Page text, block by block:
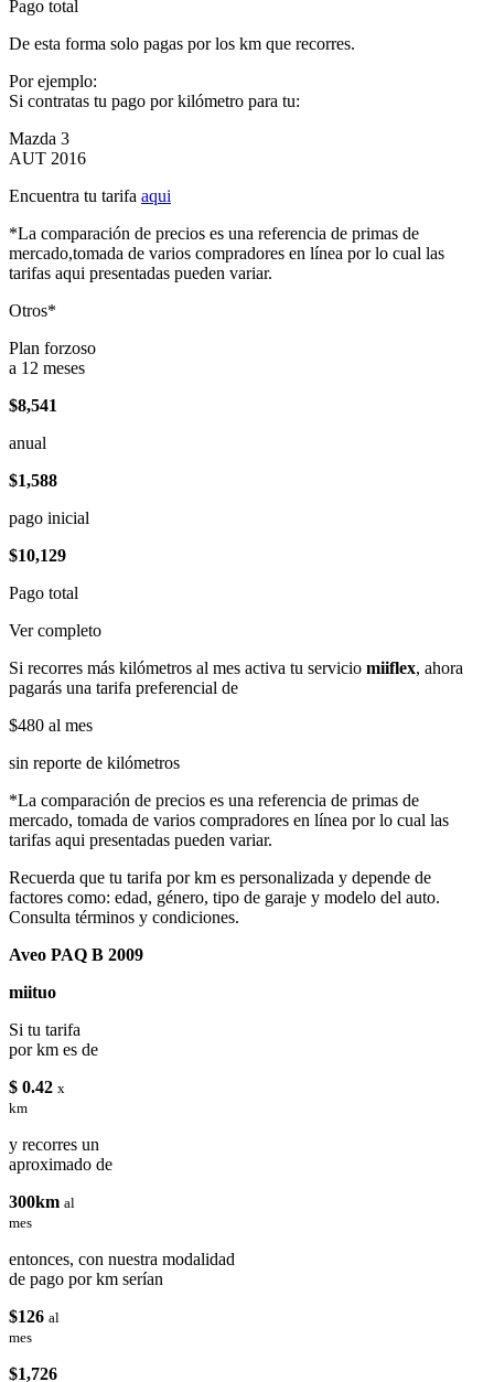
Pago total
De esta forma solo pagas por los km que recorres.
Por ejemplo:
Si contratas tu pago por kilómetro para tu:
Mazda 3
AUT 2016
Encuentra tu tarifa aqui
*La comparación de precios es una referencia de primas de
mercado,tomada de varios compradores en línea por lo cual las
tarifas aqui presentadas pueden variar.
Otros*
Plan forzoso
a 12 meses
$8,541
anual
$1,588
pago inicial
$10,129
Pago total
Ver completo
Si recorres más kilómetros al mes activa tu servicio miiflex, ahora
pagarás una tarifa preferencial de
$480 al mes
sin reporte de kilómetros
*La comparación de precios es una referencia de primas de
mercado, tomada de varios compradores en línea por lo cual las
tarifas aqui presentadas pueden variar.
Recuerda que tu tarifa por km es personalizada y depende de
factores como: edad, género, tipo de garaje y modelo del auto.
Consulta términos y condiciones.
Aveo PAQ B 2009
miituo
Si tu tarifa
por km es de
$ 0.42 x
km
y recorres un
aproximado de
300km al
mes
entonces, con nuestra modalidad
de pago por km serían
$126 al
mes
$1,726